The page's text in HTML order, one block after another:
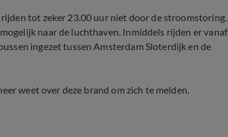
tot zeker 23.00 uur niet door de stroomstoring.
naar de luchthaven. Inmiddels rijden er vanaf
ingezet tussen Amsterdam Sloterdijk en de
weet over deze brand om zich te melden.